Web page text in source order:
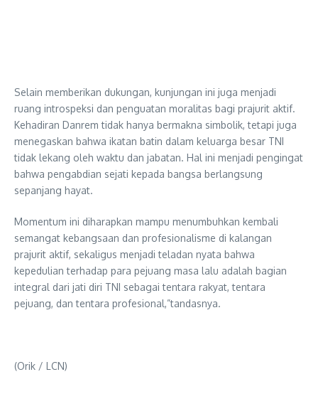
Selain memberikan dukungan, kunjungan ini juga menjadi
ruang introspeksi dan penguatan moralitas bagi prajurit aktif.
Kehadiran Danrem tidak hanya bermakna simbolik, tetapi juga
menegaskan bahwa ikatan batin dalam keluarga besar TNI
tidak lekang oleh waktu dan jabatan. Hal ini menjadi pengingat
bahwa pengabdian sejati kepada bangsa berlangsung
sepanjang hayat.
Momentum ini diharapkan mampu menumbuhkan kembali
semangat kebangsaan dan profesionalisme di kalangan
prajurit aktif, sekaligus menjadi teladan nyata bahwa
kepedulian terhadap para pejuang masa lalu adalah bagian
integral dari jati diri TNI sebagai tentara rakyat, tentara
pejuang, dan tentara profesional,”tandasnya.
(Orik / LCN)